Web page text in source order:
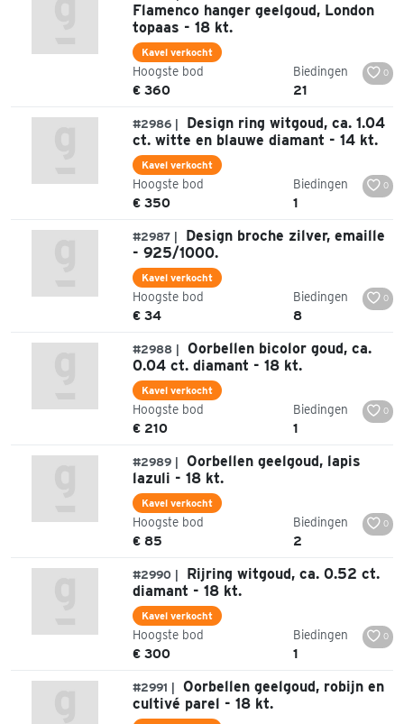
Flamenco hanger geelgoud, London
topaas - 18 kt.
Kavel verkocht
Hoogste bod
€ 360
Biedingen
21
0
#2986 |
Design ring witgoud, ca. 1.04
ct. witte en blauwe diamant - 14 kt.
Kavel verkocht
Hoogste bod
€ 350
Biedingen
1
0
#2987 |
Design broche zilver, emaille
- 925/1000.
Kavel verkocht
Hoogste bod
€ 34
Biedingen
8
0
#2988 |
Oorbellen bicolor goud, ca.
0.04 ct. diamant - 18 kt.
Kavel verkocht
Hoogste bod
€ 210
Biedingen
1
0
#2989 |
Oorbellen geelgoud, lapis
lazuli - 18 kt.
Kavel verkocht
Hoogste bod
€ 85
Biedingen
2
0
#2990 |
Rijring witgoud, ca. 0.52 ct.
diamant - 18 kt.
Kavel verkocht
Hoogste bod
€ 300
Biedingen
1
0
#2991 |
Oorbellen geelgoud, robijn en
cultivé parel - 18 kt.